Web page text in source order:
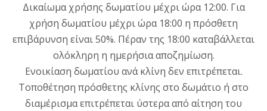
Δικαίωμα χρήσης δωματίου μέχρι ώρα 12:00. Για
χρήση δωματίου μέχρι ώρα 18:00 η πρόσθετη
επιβάρυνση είναι 50%. Πέραν της 18:00 καταβάλλεται
ολόκληρη η ημερήσια αποζημίωση.
Ενοικίαση δωματίου ανά κλίνη δεν επιτρέπεται.
Τοποθέτηση πρόσθετης κλίνης στο δωμάτιο ή στο
διαμέρισμα επιτρέπεται ύστερα από αίτηση του